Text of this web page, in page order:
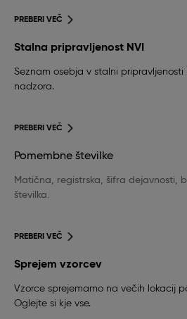
PREBERI VEČ
Stalna pripravljenost NVI
Seznam osebja v stalni
nadzora.
PREBERI VEČ
Pomembne številke
Matična, registrska, šifra dejavnosti,
številka.
PREBERI VEČ
Sprejem vzorcev
Vzorce sprejemamo na večih lokacij
Oglejte si kje vse.